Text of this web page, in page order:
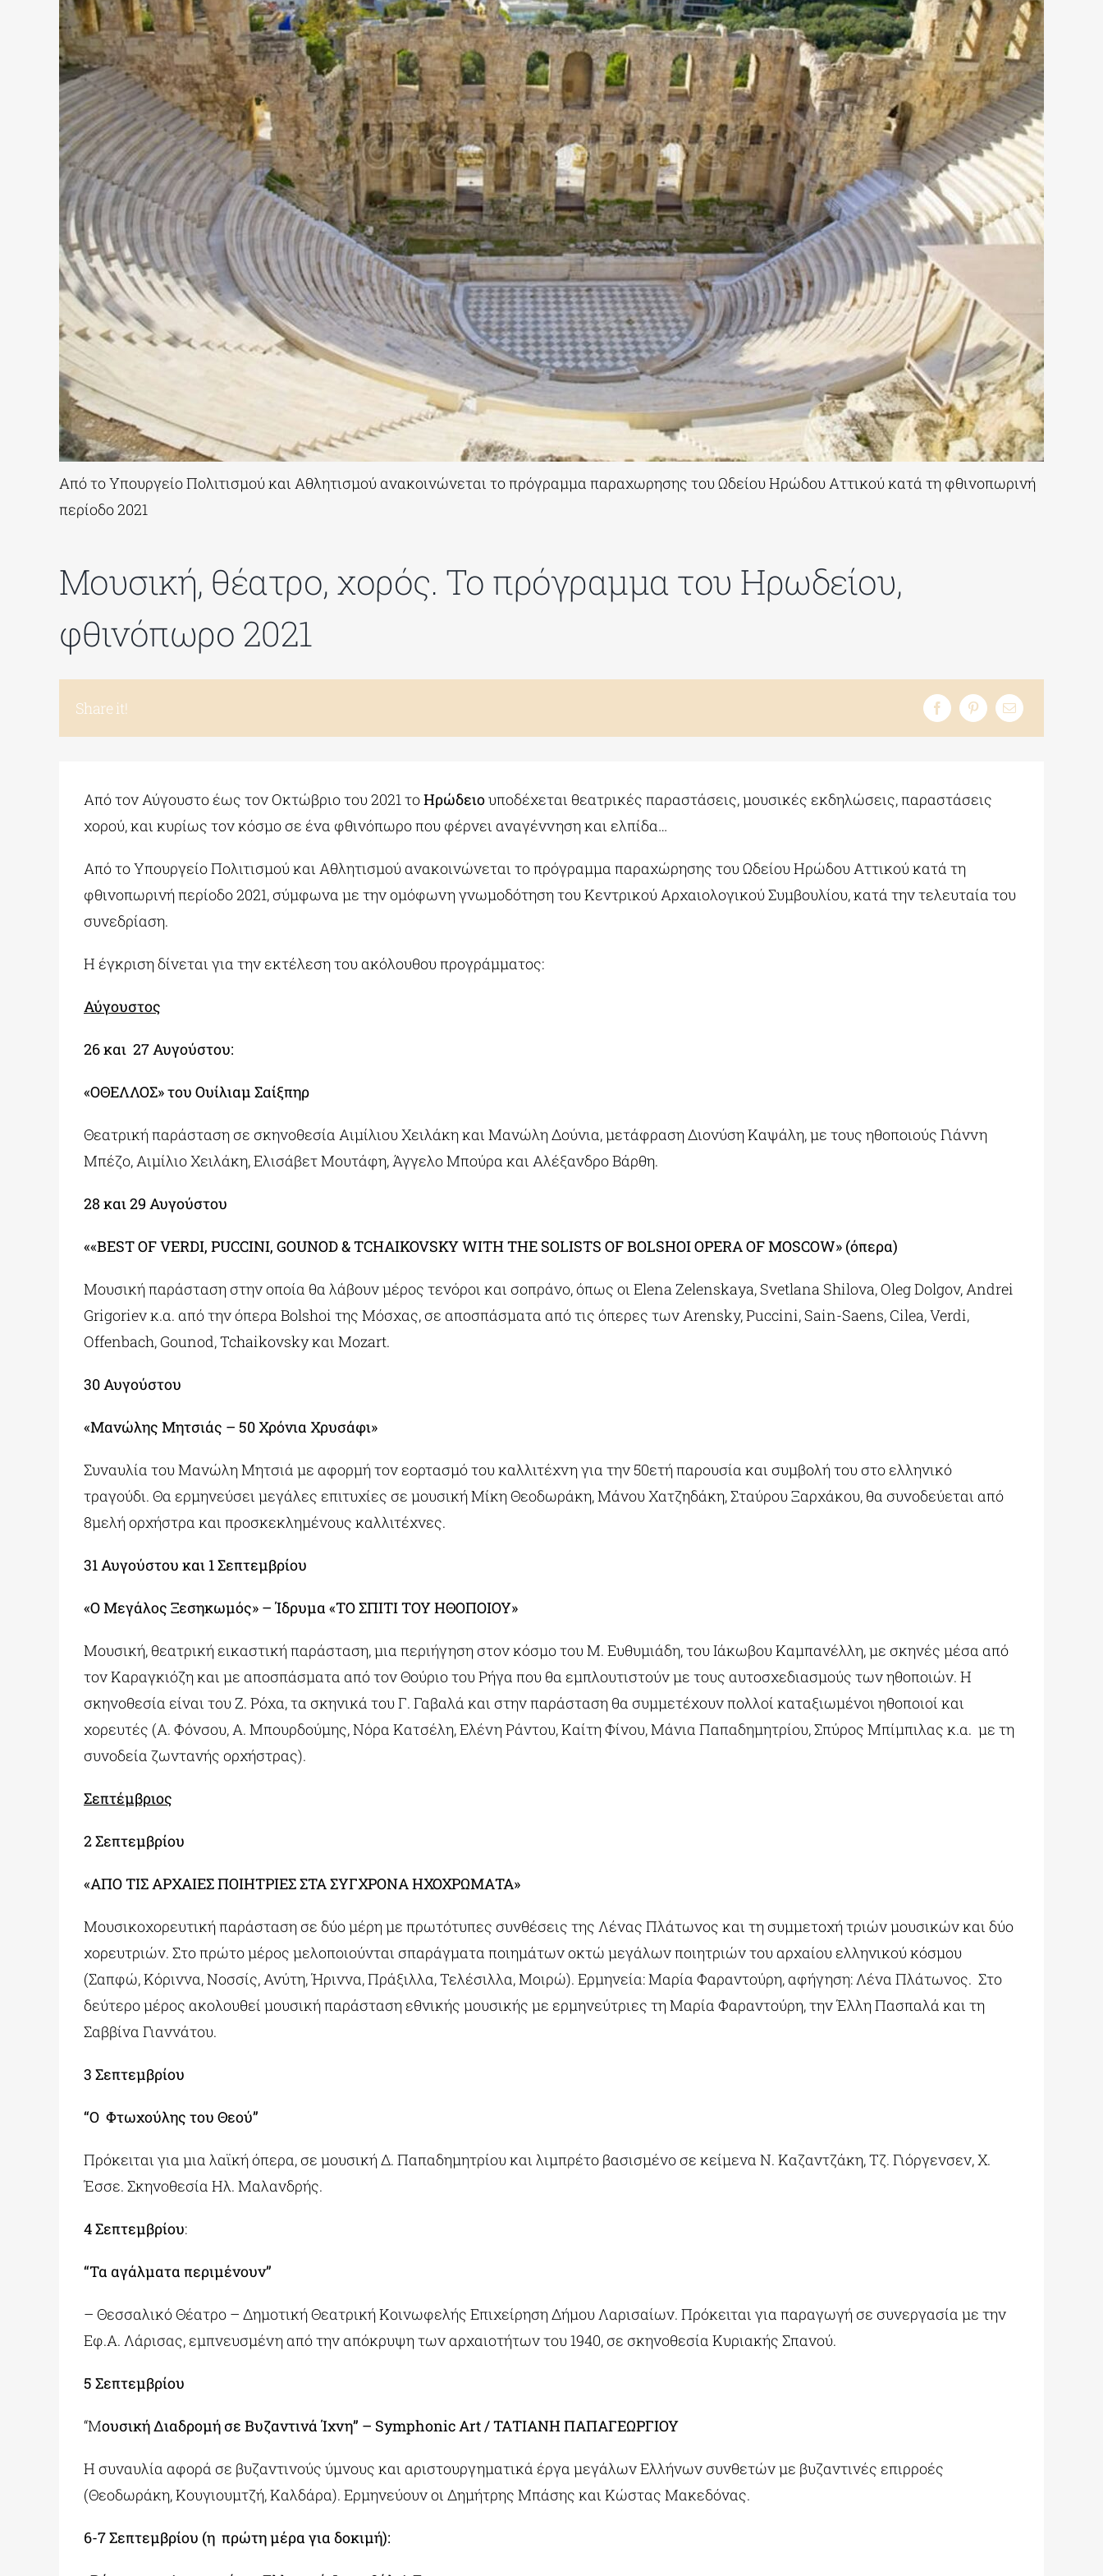
Από το Υπουργείο Πολιτισμού και Αθλητισμού ανακοινώνεται το πρόγραμμα παραχωρησης του Ωδείου Ηρώδου Αττικού κατά τη φθινοπωρινή
περίοδο 2021
Μουσική, θέατρο, χορός. Το πρόγραμμα του Ηρωδείου,
φθινόπωρο 2021
Share it!
Από τον Αύγουστο έως τον Οκτώβριο του 2021 τοΗρώδειουποδέχεται θεατρικές παραστάσεις, μουσικές εκδηλώσεις, παραστάσεις
χορού, και κυρίως τον κόσμο σε ένα φθινόπωρο που φέρνει αναγέννηση και ελπίδα…
Από το Υπουργείο Πολιτισμού και Αθλητισμού ανακοινώνεται το πρόγραμμα παραχώρησης του Ωδείου Ηρώδου Αττικού κατά τη
φθινοπωρινή περίοδο 2021, σύμφωνα με την ομόφωνη γνωμοδότηση του Κεντρικού Αρχαιολογικού Συμβουλίου, κατά την τελευταία του
συνεδρίαση.
Η έγκριση δίνεται για την εκτέλεση του ακόλουθου προγράμματος:
Αύγουστος
26 και 27 Αυγούστου:
«ΟΘΕΛΛΟΣ»του Ουίλιαμ Σαίξπηρ
Θεατρική παράσταση σε σκηνοθεσία Αιμίλιου Χειλάκη και Μανώλη Δούνια, μετάφραση Διονύση Καψάλη, με τους ηθοποιούς Γιάννη
Μπέζο, Αιμίλιο Χειλάκη, Ελισάβετ Μουτάφη, Άγγελο Μπούρα και Αλέξανδρο Βάρθη.
28 και29 Αυγούστου
««BEST OF VERDI, PUCCINI, GOUNOD & TCHAIKOVSKY WITH THE SOLISTS OF BOLSHOI OPERA OF MOSCOW» (όπερα)
Μουσική παράσταση στην οποία θα λάβουν μέρος τενόροι και σοπράνο, όπως οι Elena Zelenskaya, Svetlana Shilova, Oleg Dolgov, Andrei
Grigoriev κ.α. από την όπερα Bolshoi της Μόσχας, σε αποσπάσματα από τις όπερες των Arensky, Puccini, Sain-Saens, Cilea, Verdi,
Offenbach, Gounod, Tchaikovsky και Mozart.
30 Αυγούστου
«Μανώλης Μητσιάς – 50 Χρόνια Χρυσάφι»
Συναυλία του Μανώλη Μητσιά με αφορμή τον εορτασμό του καλλιτέχνη για την 50ετή παρουσία και συμβολή του στο ελληνικό
τραγούδι. Θα ερμηνεύσει μεγάλες επιτυχίες σε μουσική Μίκη Θεοδωράκη, Μάνου Χατζηδάκη, Σταύρου Ξαρχάκου, θα συνοδεύεται από
8μελή ορχήστρα και προσκεκλημένους καλλιτέχνες.
31 Αυγούστου και 1 Σεπτεμβρίου
«Ο Μεγάλος Ξεσηκωμός» – Ίδρυμα «ΤΟ ΣΠΙΤΙ ΤΟΥ ΗΘΟΠΟΙΟΥ»
Μουσική, θεατρική εικαστική παράσταση, μια περιήγηση στον κόσμο του Μ. Ευθυμιάδη, του Ιάκωβου Καμπανέλλη, με σκηνές μέσα από
τον Καραγκιόζη και με αποσπάσματα από τον Θούριο του Ρήγα που θα εμπλουτιστούν με τους αυτοσχεδιασμούς των ηθοποιών. Η
σκηνοθεσία είναι του Ζ. Ρόχα, τα σκηνικά του Γ. Γαβαλά και στην παράσταση θα συμμετέχουν πολλοί καταξιωμένοι ηθοποιοί και
χορευτές (Α. Φόνσου, Α. Μπουρδούμης, Νόρα Κατσέλη, Ελένη Ράντου, Καίτη Φίνου, Μάνια Παπαδημητρίου, Σπύρος Μπίμπιλας κ.α. με τη
συνοδεία ζωντανής ορχήστρας).
Σεπτέμβριος
2 Σεπτεμβρίου
«ΑΠΟ ΤΙΣ ΑΡΧΑΙΕΣ ΠΟΙΗΤΡΙΕΣ ΣΤΑ ΣΥΓΧΡΟΝΑ ΗΧΟΧΡΩΜΑΤΑ»
Μουσικοχορευτική παράσταση σε δύο μέρη με πρωτότυπες συνθέσεις της Λένας Πλάτωνος και τη συμμετοχή τριών μουσικών και δύο
χορευτριών. Στο πρώτο μέρος μελοποιούνται σπαράγματα ποιημάτων οκτώ μεγάλων ποιητριών του αρχαίου ελληνικού κόσμου
(Σαπφώ, Κόριννα, Νοσσίς, Ανύτη, Ήριννα, Πράξιλλα, Τελέσιλλα, Μοιρώ). Ερμηνεία: Μαρία Φαραντούρη, αφήγηση: Λένα Πλάτωνος. Στο
δεύτερο μέρος ακολουθεί μουσική παράσταση εθνικής μουσικής με ερμηνεύτριες τη Μαρία Φαραντούρη, την Έλλη Πασπαλά και τη
Σαββίνα Γιαννάτου.
3 Σεπτεμβρίου
“Ο Φτωχούλης του Θεού”
Πρόκειται για μια λαϊκή όπερα, σε μουσική Δ. Παπαδημητρίου και λιμπρέτο βασισμένο σε κείμενα Ν. Καζαντζάκη, Τζ. Γιόργενσεν, Χ.
Έσσε. Σκηνοθεσία Ηλ. Μαλανδρής.
4 Σεπτεμβρίου:
“Τα αγάλματα περιμένουν”
– Θεσσαλικό Θέατρο – Δημοτική Θεατρική Κοινωφελής Επιχείρηση Δήμου Λαρισαίων. Πρόκειται για παραγωγή σε συνεργασία με την
Εφ.Α. Λάρισας, εμπνευσμένη από την απόκρυψη των αρχαιοτήτων του 1940, σε σκηνοθεσία Κυριακής Σπανού.
5 Σεπτεμβρίου
“Μουσική Διαδρομή σε Βυζαντινά Ίχνη” – Symphonic Art / ΤΑΤΙΑΝΗ ΠΑΠΑΓΕΩΡΓΙΟΥ
Η συναυλία αφορά σε βυζαντινούς ύμνους και αριστουργηματικά έργα μεγάλων Ελλήνων συνθετών με βυζαντινές επιρροές
(Θεοδωράκη, Κουγιουμτζή, Καλδάρα). Ερμηνεύουν οι Δημήτρης Μπάσης και Κώστας Μακεδόνας.
6-7 Σεπτεμβρίου (η πρώτη μέρα για δοκιμή):